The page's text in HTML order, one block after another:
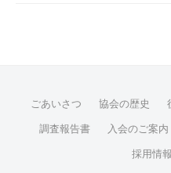
ごあいさつ 協会の歴史
調査報告書 入会のご案内
採用情報